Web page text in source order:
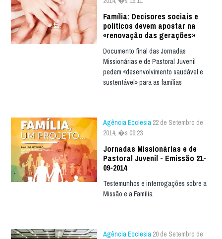
Família: Decisores sociais e
políticos devem apostar na
«renovação das gerações»
Documento final das Jornadas
Missionárias e de Pastoral Juvenil
pedem «desenvolvimento saudável e
sustentável» para as famílias
Agência Ecclesia 22 de Setembro de
2014, �s 09:23
Jornadas Missionárias e de
Pastoral Juvenil - Emissão 21-
09-2014
Testemunhos e interrogações sobre a
Missão e a Familia
Agência Ecclesia 20 de Setembro de